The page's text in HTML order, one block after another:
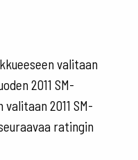
valitaan
2011 SM-
2011 SM-
ratingin